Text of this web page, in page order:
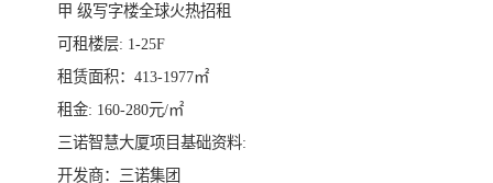
甲 级写字楼全球火热招租
可租楼层: 1-25F
租赁面积：413-1977㎡
租金: 160-280元/㎡
三诺智慧大厦项目基础资料:
开发商：三诺集团